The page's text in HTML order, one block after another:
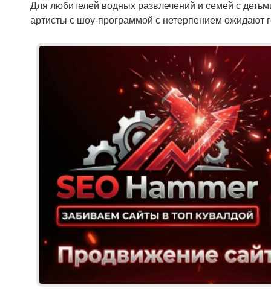
Для любителей водных развлечений и семей с
артисты с шоу-программой с нетерпением ожидают